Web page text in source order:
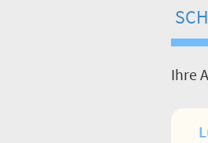
Ihre